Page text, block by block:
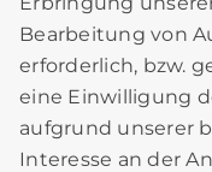
Bearbeitung von
erforderlich, bzw.
eine Einwilligung
aufgrund unserer
Interesse an der